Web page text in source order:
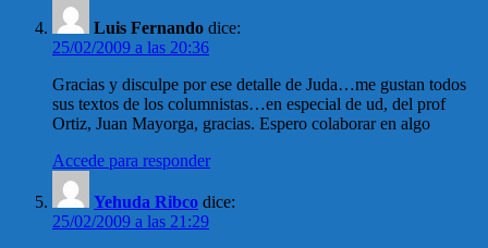
Luis Fernando dice:
25/02/2009 a las 20:36
Gracias y disculpe por ese detalle de Juda…me gustan todos
sus textos de los columnistas…en especial de ud, del prof
Ortiz, Juan Mayorga, gracias. Espero colaborar en algo
Accede para responder
Yehuda Ribco dice:
25/02/2009 a las 21:29